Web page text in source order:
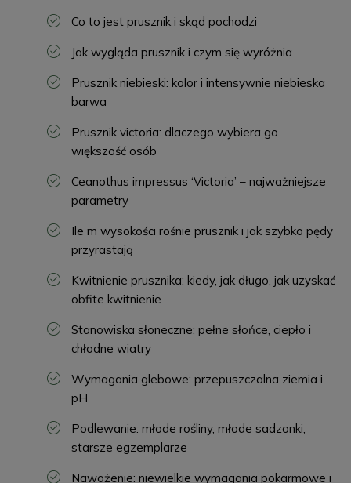
Co to jest prusznik i skąd pochodzi
Jak wygląda prusznik i czym się wyróżnia
Prusznik niebieski: kolor i intensywnie niebieska
barwa
Prusznik victoria: dlaczego wybiera go
większość osób
Ceanothus impressus ‘Victoria’ – najważniejsze
parametry
Ile m wysokości rośnie prusznik i jak szybko pędy
przyrastają
Kwitnienie prusznika: kiedy, jak długo, jak uzyskać
obfite kwitnienie
Stanowiska słoneczne: pełne słońce, ciepło i
chłodne wiatry
Wymagania glebowe: przepuszczalna ziemia i
pH
Podlewanie: młode rośliny, młode sadzonki,
starsze egzemplarze
Nawożenie: niewielkie wymagania pokarmowe i